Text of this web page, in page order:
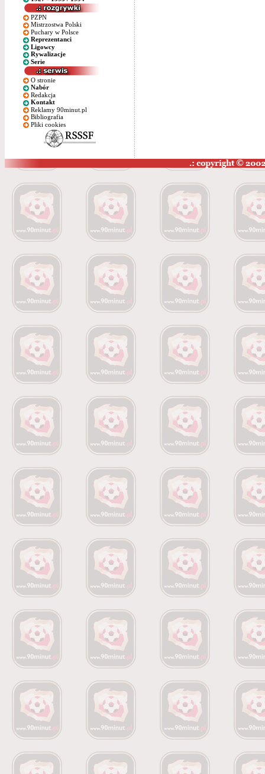
PZPN
Mistrzostwa Polski
Puchary w Polsce
Reprezentanci
Ligowcy
Rywalizacje
Serie
O stronie
Nabór
Redakcja
Kontakt
Reklamy 90minut.pl
Bibliografia
Pliki cookies